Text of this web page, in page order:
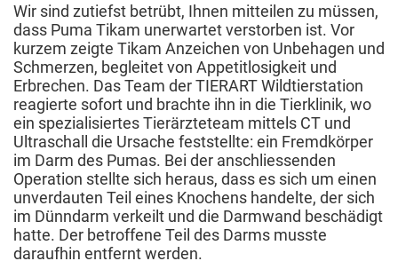
Wir sind zutiefst betrübt, Ihnen mitteilen zu müssen,
dass Puma Tikam unerwartet verstorben ist. Vor
kurzem zeigte Tikam Anzeichen von Unbehagen und
Schmerzen, begleitet von Appetitlosigkeit und
Erbrechen. Das Team der TIERART Wildtierstation
reagierte sofort und brachte ihn in die Tierklinik, wo
ein spezialisiertes Tierärzteteam mittels CT und
Ultraschall die Ursache feststellte: ein Fremdkörper
im Darm des Pumas. Bei der anschliessenden
Operation stellte sich heraus, dass es sich um einen
unverdauten Teil eines Knochens handelte, der sich
im Dünndarm verkeilt und die Darmwand beschädigt
hatte. Der betroffene Teil des Darms musste
daraufhin entfernt werden.